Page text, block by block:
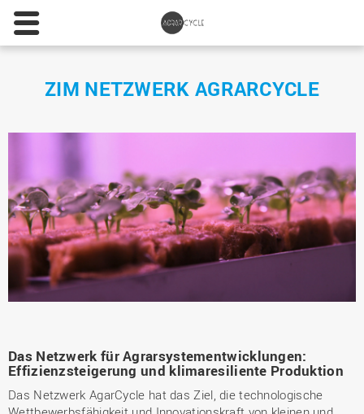
ZIM NETZWERK AGRARCYCLE
Das Netzwerk für Agrarsystementwicklungen:
Effizienzsteigerung und klimaresiliente Produktion
Das Netzwerk AgarCycle hat das Ziel, die technologische